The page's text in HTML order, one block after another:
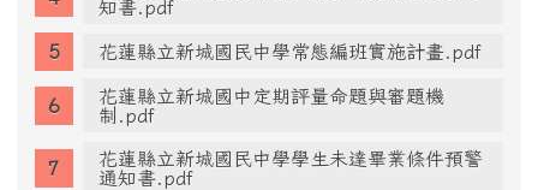
知書.pdf
花蓮縣立新城國民中學常態編班實施計畫.pdf
花蓮縣立新城國中定期評量命題與審題機
制.pdf
花蓮縣立新城國民中學學生未達畢業條件預警
通知書.pdf